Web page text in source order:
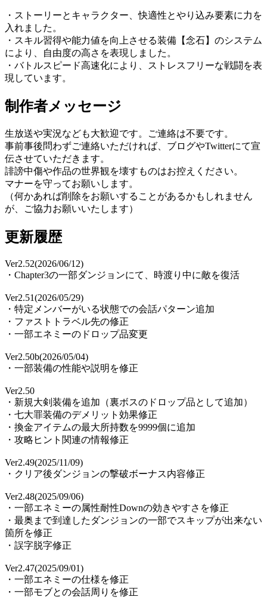
・ストーリーとキャラクター、快適性とやり込み要素に力を
入れました。
・スキル習得や能力値を向上させる装備【念石】のシステム
により、自由度の高さを表現しました。
・バトルスピード高速化により、ストレスフリーな戦闘を表
現しています。
制作者メッセージ
生放送や実況なども大歓迎です。ご連絡は不要です。
事前事後問わずご連絡いただければ、ブログやTwitterにて宣
伝させていただきます。
誹謗中傷や作品の世界観を壊すものはお控えください。
マナーを守ってお願いします。
（何かあれば削除をお願いすることがあるかもしれません
が、ご協力お願いいたします）
更新履歴
Ver2.52(2026/06/12)
・Chapter3の一部ダンジョンにて、時渡り中に敵を復活
Ver2.51(2026/05/29)
・特定メンバーがいる状態での会話パターン追加
・ファストトラベル先の修正
・一部エネミーのドロップ品変更
Ver2.50b(2026/05/04)
・一部装備の性能や説明を修正
Ver2.50
・新規大剣装備を追加（裏ボスのドロップ品として追加）
・七大罪装備のデメリット効果修正
・換金アイテムの最大所持数を9999個に追加
・攻略ヒント関連の情報修正
Ver2.49(2025/11/09)
・クリア後ダンジョンの撃破ボーナス内容修正
Ver2.48(2025/09/06)
・一部エネミーの属性耐性Downの効きやすさを修正
・最奥まで到達したダンジョンの一部でスキップが出来ない
箇所を修正
・誤字脱字修正
Ver2.47(2025/09/01)
・一部エネミーの仕様を修正
・一部モブとの会話周りを修正